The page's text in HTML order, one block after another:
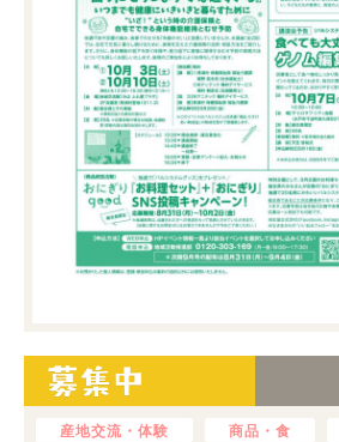
産地交流・体験 商品・食